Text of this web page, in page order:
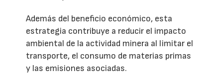
Además del beneficio económico, esta
estrategia contribuye a reducir el impacto
ambiental de la actividad minera al limitar el
transporte, el consumo de materias primas
y las emisiones asociadas.